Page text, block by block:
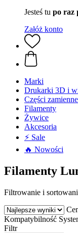
Jesteś tu po raz
Załóż konto
Marki
Drukarki 3D i
Części
Filamenty
Żywice
Akcesoria
⚡ Sale
🔥 Nowości
Filamenty
Filtrowanie i
Kompatybilność
Filtr